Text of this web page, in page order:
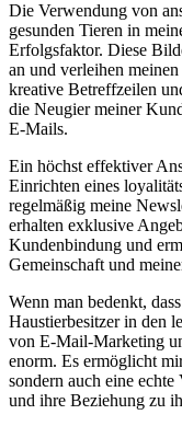
Die Verwendung ⁣von
⁣gesunden Tieren in
Erfolgsfaktor. Diese
an und verleihen
kreative Betreffzeilen
die Neugier meiner
E-Mails.
Ein höchst effektiver
Einrichten eines
regelmäßig meine⁢
erhalten exklusive
Kundenbindung und
Gemeinschaft und
Wenn man bedenkt,
Haustierbesitzer in den
von E-Mail-Marketing
enorm. Es ermöglicht
sondern auch eine
und ihre Beziehung‌ zu